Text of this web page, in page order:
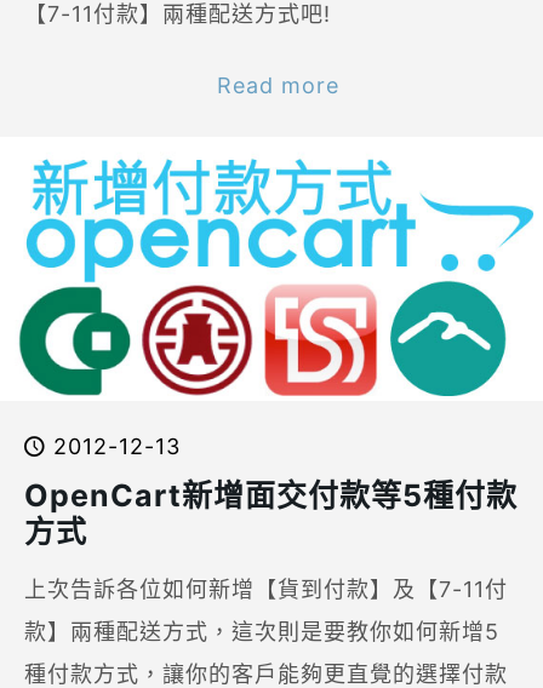
【7-11付款】兩種配送方式吧!
Read more
2012-12-13
OpenCart新增面交付款等5種付款
方式
上次告訴各位如何新增【貨到付款】及【7-11付
款】兩種配送方式，這次則是要教你如何新增5
種付款方式，讓你的客戶能夠更直覺的選擇付款